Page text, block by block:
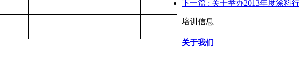
下一篇 : 关于举办2013年度涂料
培训信息
关于我们